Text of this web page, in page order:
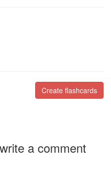
Create flashcards
a comment